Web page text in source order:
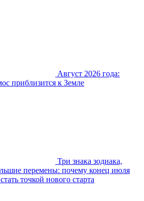
Август 2026 года:
приблизится к Земле
Три знака зодиака,
перемены: почему конец июля
точкой нового старта